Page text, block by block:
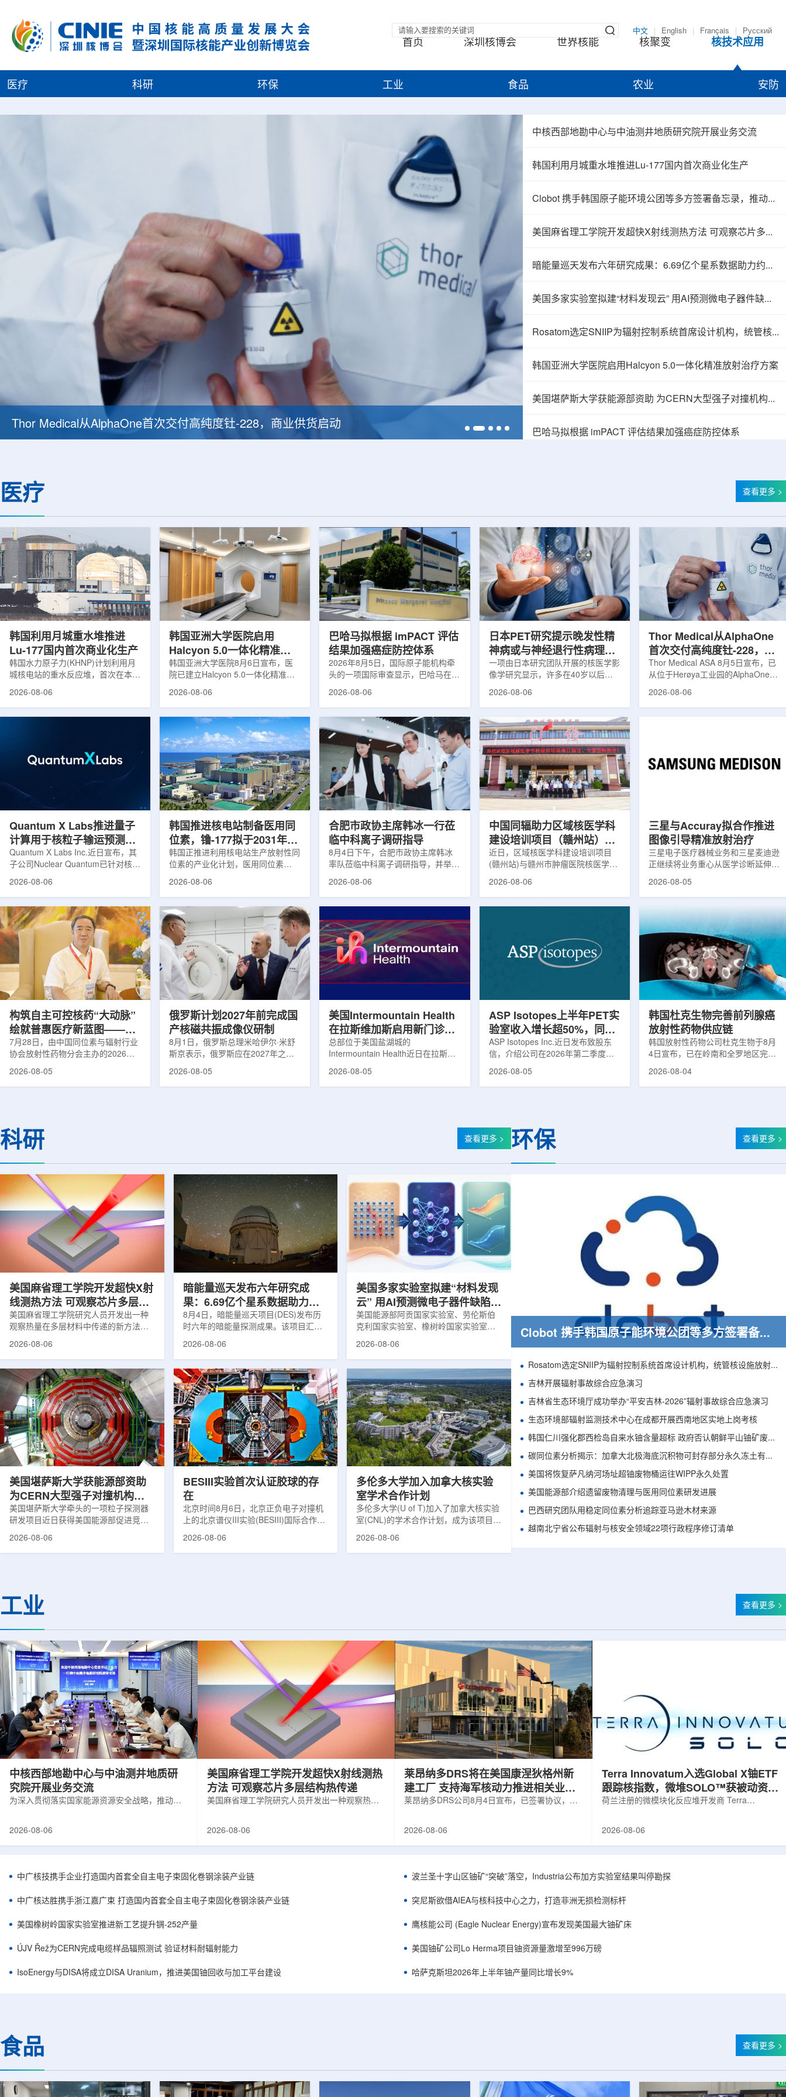
中文 English Français Русский
首页 深圳核博会 世界核能 核聚变 核技术应用
医疗 科研 环保 工业 食品 农业 安防
Thor Medical从AlphaOne首次交付高纯度钍-228，商业供货启动
中核西部地勘中心与中油测井地质研究院开展业务交流
韩国利用月城重水堆推进Lu-177国内首次商业化生产
Clobot 携手韩国原子能环境公团等多方签署备忘录，推动放射性废物安全管理多机型机器人示范
美国麻省理工学院开发超快X射线测热方法 可观察芯片多层结构热传递
暗能量巡天发布六年研究成果：6.69亿个星系数据助力约束宇宙加速膨胀
美国多家实验室拟建“材料发现云” 用AI预测微电子器件缺陷影响
Rosatom选定SNIIP为辐射控制系统首席设计机构，统管核设施放射仪表标准化与进口替代保障
韩国亚洲大学医院启用Halcyon 5.0一体化精准放射治疗方案
美国堪萨斯大学获能源部资助 为CERN大型强子对撞机构建新一代探测器
巴哈马拟根据 imPACT 评估结果加强癌症防控体系
医疗 查看更多 >
韩国利用月城重水堆推进
Lu-177国内首次商业化生产
韩国水力原子力(KHNP)计划利用月
城核电站的重水反应堆，首次在本土
生产用于癌症治疗的放射性同位素
元化的供应链并缩短运输时间。此次
计划的首要目标是实现镥-177的商业
化生产，预计在2028年进行试生
产，并在2031年开始全面量产。之
后，韩国水力原子力还将扩大生产范
2026-08-06
韩国亚洲大学医院启用
Halcyon 5.0一体化精准放
射治疗方案
韩国亚洲大学医院8月6日宣布，医
院已建立Halcyon 5.0一体化精准放
射治疗解决方案，并开始全面用于患
实时运动管理整合到同一治疗流程
中，用于提升图像引导放射治疗的精
准度和安全性。此次实施方案以
Halcyon系统软件5.0版本为基础，集
成高分辨率锥形束CT成像系统
HyperSight、六自由度患者定位台
Dynamic Couch，以及表面引导放
射治疗系统IDENTIFY。亚洲大学医
2026-08-06
巴哈马拟根据 imPACT 评估
结果加强癌症防控体系
2026年8月5日，国际原子能机构牵
头的一项国际审查显示，巴哈马在加
强癌症治疗服务方面具备进一步提升
治疗效果提出了路线图。巴哈马拿骚
玛格丽特公主医院(图片：Pelow
Media/Adobe Stock)这项 imPACT
评估由国际原子能机构、世界卫生组
织/泛美卫生组织和国际癌症研究机
构共同开展，应巴哈马卫生与健康部
请求进行，重点评估该国癌症防控能
力和实际需求。6月9日至11日，专
2026-08-06
日本PET研究提示晚发性精
神病或与神经退行性病理相
关
一项由日本研究团队开展的核医学影
像学研究显示，许多在40岁以后首
次出现幻觉、妄想等精神病性症状的
常沉积。研究纳入37名晚发性精神
病患者和47名年龄匹配的健康对照
者。研究人员采用淀粉样蛋白PET示
踪剂^11C-PiB，以及tau蛋白PET示
踪剂^18F-florzolotau，对受试者大
脑中的β-淀粉样蛋白和tau蛋白积累
情况进行评估。结果显示，晚发性精
2026-08-06
Thor Medical从AlphaOne
首次交付高纯度钍-228，商
业供货启动
Thor Medical ASA 8月5日宣布，已
从位于Herøya工业园的AlphaOne生
产设施完成首批高纯度钍-228(Th-
工业规模制造的开始，首批客户交付
表明公司已完成从产能建设到利用首
2026-08-06
Quantum X Labs推进量子
计算用于核粒子输运预测模
拟
Quantum X Labs Inc.近日宣布，其
子公司Nuclear Quantum已针对核工
业计算模拟中的一项瓶颈提出新方
算密集型场景。据介绍，传统粒子输
运模拟在核医学系统设计中具有重要
作用，但往往需要大量计算资源，并
伴随较长运行时间，影响研发和优化
效率。Nuclear Quantum此次提出的
技术，旨在把物理输运模型转化为量
子电路，使粒子传播和随机游走动力
学能够直接在量子计算框架中表示和
2026-08-06
韩国推进核电站制备医用同
位素，镥-177拟于2031年商
业化生产
韩国正推进利用核电站生产放射性同
位素的产业化计划，医用同位素
镥-177(Lu-177)被列为首个商业化目
产，后续还可能将产品范围扩大至
钴-60、氚-3和氦-3等同位素。Lu-
177是当前全球放射性药物市场中应
用较广的治疗性放射性同位素，可用
于前列腺癌、神经内分泌肿瘤等疾病
相关放射性药物。此前，韩国所需
Lu-177完全依赖进口。由于其半衰
期约为6.6天，从生产、运输到药物
2026-08-06
合肥市政协主席韩冰一行莅
临中科离子调研指导
8月4日下午，合肥市政协主席韩冰
率队莅临中科离子调研指导，并举行
座谈交流。市人大常委会副主任雍凤
中国科学院合肥物质科学研究院副院
长宋云涛，中科离子董事长刘璐，总
经理陈永华，副总经理丁开忠、李
俊、光若怀陪同。韩冰一行详细了解
中科离子产业布局、经营情况，重点
围绕核医疗及高端装备关键技术突
2026-08-06
中国同辐助力区域核医学科
建设培训项目（赣州站）与
赣州市肿瘤医院核医学诊疗
高质量建设项目同步启动
近日，区域核医学科建设培训项目
(赣州站)与赣州市肿瘤医院核医学诊
疗高质量建设项目在赣州市肿瘤医院
任杨传盛主持。赣州市卫生健康委员
会副主任傅伟、中华医学会核医学分
会主任委员汪静、赣州市肿瘤医院党
2026-08-06
三星与Accuray拟合作推进
图像引导精准放射治疗
三星电子医疗器械业务和三星麦迪逊
正继续将业务重心从医学诊断延伸至
治疗领域。8月5日，三星HME美国
书，双方计划围绕基于容积成像的精
准放射治疗解决方案开展合作探讨。
根据意向书，双方拟研究将三星移动
CT扫描仪BodyTom与Accuray机器
人放射外科平台CyberKnife相结合。
该合作方向旨在把高分辨率三维成像
能力与图像引导机器人放射外科技术
连接起来，使医务人员能够更准确地
2026-08-05
构筑自主可控核药“大动脉”
绘就普惠医疗新蓝图——专
访中国同辐总工程师、中核
集团首席科学家刘蕴韬
7月28日，由中国同位素与辐射行业
协会放射性药物分会主办的2026年
放射性药物创新发展大会在山西省太
辐党委委员、总工程师、中核集团首
席科学家刘蕴韬接受记者专访时表
持续缩小城乡核医疗资源差距。同
时，以...
2026-08-05
俄罗斯计划2027年前完成国
产核磁共振成像仪研制
8月1日，俄罗斯总理米哈伊尔·米舒
斯京表示，俄罗斯应在2027年之前
完成国产核磁共振成像仪的研制工
核磁共振成像仪。该设备若按计划
完...
2026-08-05
美国Intermountain Health
在拉斯维加斯启用新门诊诊
所，配置PET/CT和直线加
速器
总部位于美国盐湖城的
Intermountain Health近日在拉斯维
加斯西南部启用一座新的门诊诊所。
了此前分布在拉斯维加斯谷多个地点
疗服务。根据介绍，诊所服务范围包
括成人及...
2026-08-05
ASP Isotopes上半年PET实
验室收入增长超50%，同位
素浓缩设施推进商业生产
ASP Isotopes Inc.近日发布致股东
信，介绍公司在2026年第二季度财
务业绩公布前各业务板块的运营进
相关业务通常与放射性药物制备、分
子影像和核医学诊断应用密切相关。
入商业生产前的最后阶段，预计将在
2026年下半年交...
2026-08-05
韩国杜克生物完善前列腺癌
放射性药物供应链
韩国放射性药物公司杜克生物于8月
4日宣布，已在岭南和全罗地区完成
前列腺癌诊断用放射性药物
均已纳入其供应范围。据韩国卫生福
利部国家癌症登记处数据，2023年
向治疗的日益普及，对前列腺癌治...
2026-08-04
科研 查看更多 >
美国麻省理工学院开发超快X射
线测热方法 可观察芯片多层结
构热传递
美国麻省理工学院研究人员开发出一种
观察热量在多层材料中传递的新方法，
于《自然通讯》。随着计算机芯片尺寸
不断缩小、功率密度持续提高，器件过
热正成为限制性能提升的重要因素。传
统热流测量方法在面对真实电子器件的
多层结构时存在局限，例如常用的时域
热反射法难以区分不同材料层中的热传
输情况，红外成像等方法也难以在微小
尺度上捕捉快速变化。为解决这一问
题...
2026-08-06
暗能量巡天发布六年研究成
果：6.69亿个星系数据助力约
束宇宙加速膨胀
8月4日，暗能量巡天项目(DES)发布历
时六年的暗能量探测成果。该项目汇总
6.69亿个星系、数千个星系团以及3000
多颗超新星的信息，用于研究宇宙加速
膨胀和宇宙结构演化。为了实现DES，
费米实验室制造了一台极其灵敏的5.7亿
像素数字相机DECam，并将其安装在位
于智利安第斯山脉的美国国家科学基金
会托洛洛山美洲际天文台的布兰科4米望
远镜上。(图片由Reidar Hahn/费米国家
加速...
2026-08-06
美国多家实验室拟建“材料发现
云” 用AI预测微电子器件缺陷影
响
美国能源部阿贡国家实验室、劳伦斯伯
克利国家实验室、橡树岭国家实验室和
智能框架，预测微小缺陷如何影响微电
子器件的性能和寿命。材料发现云可视
化图，这是一个基于物理学原理的人工
智能框架，它整合了实验数据、模拟和
高性能计算，用于预测微小缺陷如何影
响微电子器件的性能和寿命。(图片由
ChatGPT 提供。)微电子器件广泛用于
智能手机、笔记本电脑、安全通信和人
工...
2026-08-06
美国堪萨斯大学获能源部资助
为CERN大型强子对撞机构建
新一代探测器
美国堪萨斯大学牵头的一项粒子探测器
研发项目近日获得美国能源部促进竞争
性研究的既定计划(DOE EPSCoR)资
萨斯大学物理与天文系教授迈克尔·默里
和堪萨斯大学杰出教授克里斯托夫·罗永
2026-08-06
BESIII实验首次认证胶球的存
在
北京时间8月6日，北京正负电子对撞机
上的北京谱仪III实验(BESIII)国际合作组
在巴西举行的国际高能物理大会(ICHEP
互...
2026-08-06
多伦多大学加入加拿大核实验
室学术合作计划
多伦多大学(U of T)加入了加拿大核实验
室(CNL)的学术合作计划，成为该项目中
的第十家参与机构。这项举措旨在加强
2026-08-06
环保 查看更多 >
Clobot 携手韩国原子能环境公团等多方签署备忘录，推动放射性废物安全管理多机型机器人示范
Rosatom选定SNIIP为辐射控制系统首席设计机构，统管核设施放射仪表标准化与进口替代保障
吉林开展辐射事故综合应急演习
吉林省生态环境厅成功举办“平安吉林-2026”辐射事故综合应急演习
生态环境部辐射监测技术中心在成都开展西南地区实地上岗考核
韩国仁川强化郡西检岛自来水铀含量超标 政府否认朝鲜平山铀矿废水影响
碳同位素分析揭示：加拿大北极海底沉积物可封存部分永久冻土有机碳
美国将恢复萨凡纳河场址超铀废物桶运往WIPP永久处置
美国能源部介绍遗留废物清理与医用同位素研发进展
巴西研究团队用稳定同位素分析追踪亚马逊木材来源
越南北宁省公布辐射与核安全领域22项行政程序修订清单
工业 查看更多 >
中核西部地勘中心与中油测井地质研
究院开展业务交流
为深入贯彻落实国家能源资源安全战略，推动油
地质研究院，开展专项技术交流研讨。会上，中
内油气测井成套装备、井下探测、岩石物理实
验、智能测井解释、深井探测及多源地质数据解
析等成熟技术体系，并结合实战案例分享了含油
气盆地铀矿勘查经验。王乐力介绍了西部中...
2026-08-06
美国麻省理工学院开发超快X射线测热
方法 可观察芯片多层结构热传递
美国麻省理工学院研究人员开发出一种观察热量
寸不断缩小、功率密度持续提高，器件过热正成
在面对真实电子器件的多层结构时存在局限，例
如常用的时域热反射法难以区分不同材料层中的
热传输情况，红外成像等方法也难以在微小尺度
上捕捉快速变化。为解决这一问题...
2026-08-06
莱昂纳多DRS将在美国康涅狄格州新
建工厂 支持海军核动力推进相关业务
增长
莱昂纳多DRS公司8月4日宣布，已签署协议，将
并为公司在核能领域的后续增长提供空间和基础
尔德帕克里奇路120号，占地约14.1087万平方英
尺。工厂建成后，将整合目前分布在康涅狄格州
丹伯里和贝瑟尔三个地点的业务。该设施预计于
2027年初投入使用，若最终设计和租户装修工...
2026-08-06
Terra Innovatum入选Global X铀ETF
跟踪核指数，微堆SOLO™获被动资金
曝光
荷兰注册的微模块化反应堆开发商 Terra
Arca: URA，资管超50亿美元)的跟踪基准，本次
CEO Alessandro Petruzzi 称，这使被动/主题投
资者可通过指数直接触达其 SOLO™ 微堆故事，
与 Cameco、Kazatomprom、Centrus、Oklo、
NuScale、X-energy、三菱重...
2026-08-06
中广核技携手企业打造国内首套全自主电子束固化卷钢涂装产业链
中广核达胜携手浙江嘉广束 打造国内首套全自主电子束固化卷钢涂装产业链
美国橡树岭国家实验室推进新工艺提升锎-252产量
ÚJV Řež为CERN完成电缆样品辐照测试 验证材料耐辐射能力
IsoEnergy与DISA将成立DISA Uranium，推进美国铀回收与加工平台建设
波兰圣十字山区铀矿“突破”落空，Industria公布加方实验室结果叫停勘探
突尼斯欲借AIEA与核科技中心之力，打造非洲无损检测标杆
鹰核能公司 (Eagle Nuclear Energy)宣布发现美国最大铀矿床
美国铀矿公司Lo Herma项目铀资源量激增至996万磅
哈萨克斯坦2026年上半年铀产量同比增长9%
食品 查看更多 >